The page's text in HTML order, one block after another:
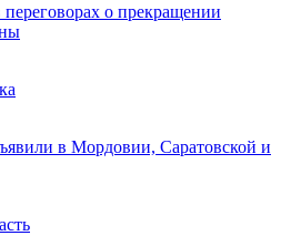
переговорах о прекращении
в Мордовии, Саратовской и